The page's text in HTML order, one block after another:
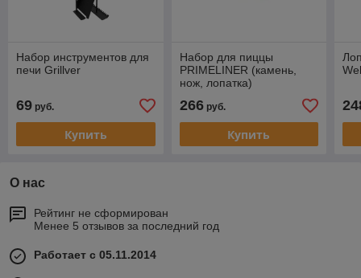
Набор инструментов для
печи Grillver
69 руб.
Купить
Набор для пиццы
PRIMELINER (камень,
нож, лопатка)
266руб.
Купить
О нас
Рейтинг не сформирован
Менее 5 отзывов за последний год
Работает с 05.11.2014